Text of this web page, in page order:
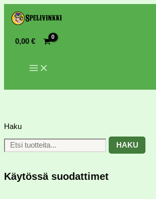
0,00€
Haku
HAKU
Käytössä suodattimet